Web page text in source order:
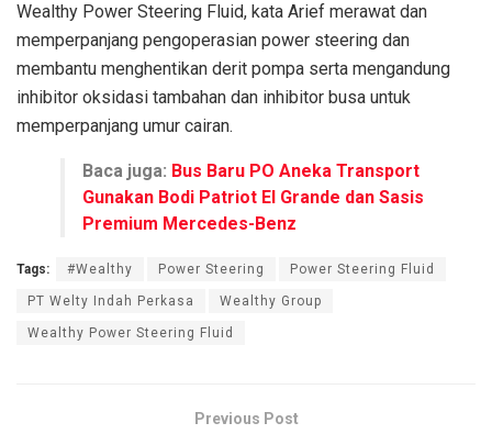
Wealthy Power Steering Fluid, kata Arief merawat dan
memperpanjang pengoperasian power steering dan
membantu menghentikan derit pompa serta mengandung
inhibitor oksidasi tambahan dan inhibitor busa untuk
memperpanjang umur cairan.
Baca juga: Bus Baru PO Aneka Transport
Gunakan Bodi Patriot El Grande dan Sasis
Premium Mercedes-Benz
Tags: #Wealthy Power Steering Power Steering Fluid
PT Welty Indah Perkasa Wealthy Group
Wealthy Power Steering Fluid
Previous Post